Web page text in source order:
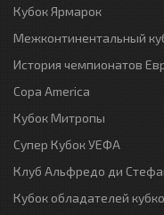
Кубок Ярмарок
Межконтинентальный
История чемпионатов
Copa America
Кубок Митропы
Супер Кубок УЕФА
Клуб Альфредо ди
Кубок обладателей